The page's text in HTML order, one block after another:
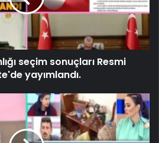
seçim sonuçları Resmi
yayımlandı.